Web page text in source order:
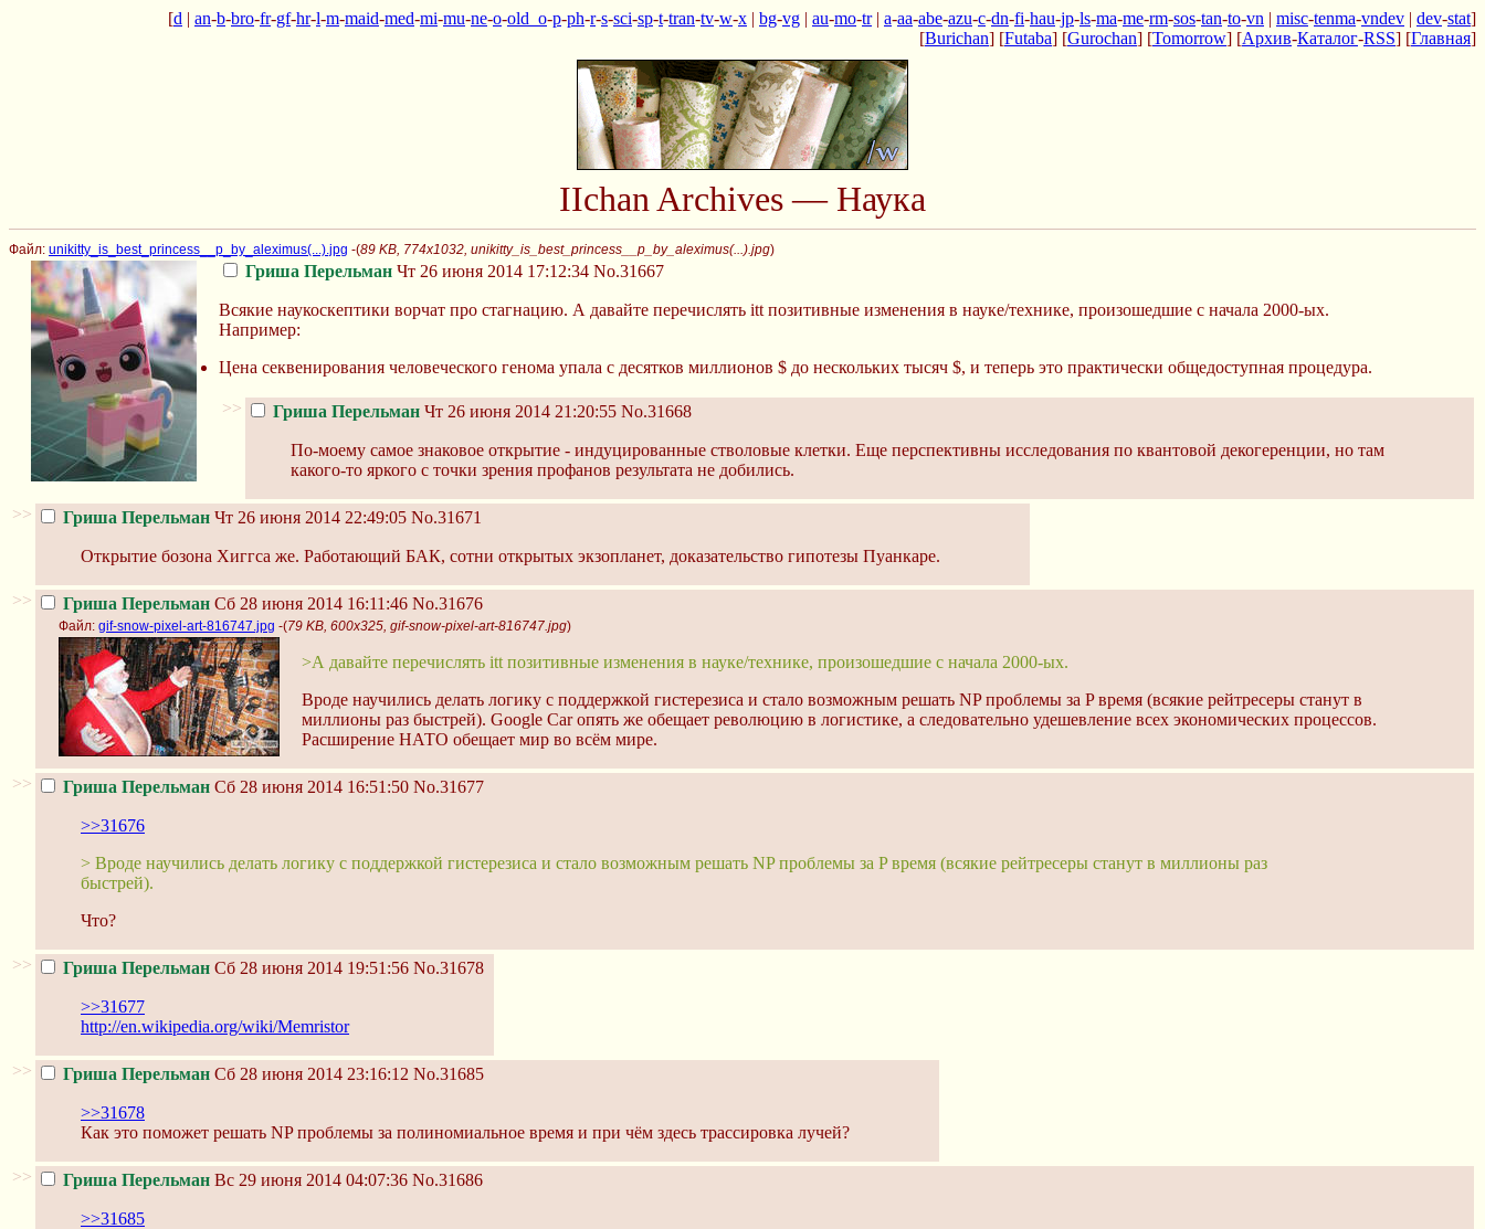
[d | an-b-bro-fr-gf-hr-l-m-maid-med-mi-mu-ne-o-old_o-p-ph-r-s-sci-sp-t-tran-tv-w-x | bg-vg | au-mo-tr| a-aa-abe-azu-c-dn-fi-hau-jp-ls-ma-me-rm-sos-tan-to-vn | misc-tenma-vndev | dev-stat]
[Burichan] [Futaba] [Gurochan] [Tomorrow] [Архив-Каталог-RSS] [Главная]
IIchan Archives — Наука
Файл: unikitty_is_best_princess__p_by_aleximus(...).jpg -(89 KB, 774x1032, unikitty_is_best_princess__p_by_aleximus(...).jpg)
Гриша Перельман Чт 26 июня 2014 17:12:34 No.31667
Всякие наукоскептики ворчат про стагнацию. А давайте перечислять itt позитивные изменения в науке/технике, произошедшие с начала 2000-ых.
Например:
Цена секвенирования человеческого генома упала с десятков миллионов $ до нескольких тысяч $, и теперь это практически общедоступная процедура.
>> Гриша Перельман Чт 26 июня 2014 21:20:55 No.31668
По-моему самое знаковое открытие - индуцированные стволовые клетки. Еще перспективны исследования по квантовой декогеренции, но там
какого-то яркого с точки зрения профанов результата не добились.
>> Гриша Перельман Чт 26 июня 2014 22:49:05 No.31671
Открытие бозона Хиггса же. Работающий БАК, сотни открытых экзопланет, доказательство гипотезы Пуанкаре.
>> Гриша Перельман Сб 28 июня 2014 16:11:46 No.31676
Файл: gif-snow-pixel-art-816747.jpg -(79 KB, 600x325, gif-snow-pixel-art-816747.jpg)
>А давайте перечислять itt позитивные изменения в науке/технике, произошедшие с начала 2000-ых.
Вроде научились делать логику с поддержкой гистерезиса и стало возможным решать NP проблемы за P время (всякие рейтресеры станут в
миллионы раз быстрей). Google Car опять же обещает революцию в логистике, а следовательно удешевление всех экономических процессов.
Расширение НАТО обещает мир во всём мире.
>> Гриша Перельман Сб 28 июня 2014 16:51:50 No.31677
>>31676
> Вроде научились делать логику с поддержкой гистерезиса и стало возможным решать NP проблемы за P время (всякие рейтресеры станут в миллионы раз
быстрей).
Что?
>> Гриша Перельман Сб 28 июня 2014 19:51:56 No.31678
>>31677
http://en.wikipedia.org/wiki/Memristor
>> Гриша Перельман Сб 28 июня 2014 23:16:12 No.31685
>>31678
Как это поможет решать NP проблемы за полиномиальное время и при чём здесь трассировка лучей?
>> Гриша Перельман Вс 29 июня 2014 04:07:36 No.31686
>>31685